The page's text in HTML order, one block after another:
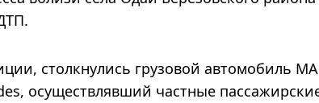
столкнулись грузовой автомобиль
осуществлявший частные